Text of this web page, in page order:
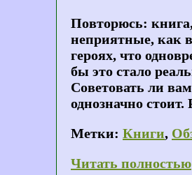
Повторюсь:
неприятные, как
героях, что
бы это стало
Советовать ли
однозначно
Метки: Книги,
Читать полностью